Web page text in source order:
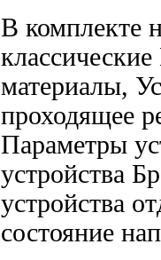
В комплекте
классические
материалы,
проходящее
Параметры
устройства
устройства
состояние